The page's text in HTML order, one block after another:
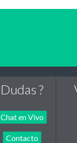
Dudas ?
Chat en Vivo
Contacto